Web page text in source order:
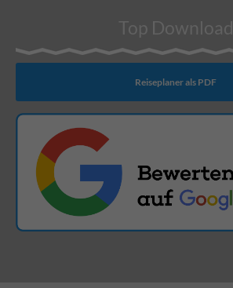
Top Download
Reiseplaner als PDF